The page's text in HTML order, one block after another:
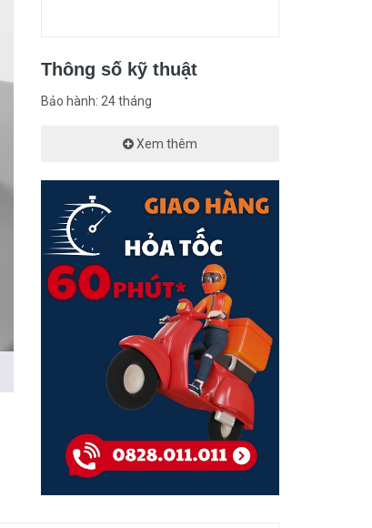
Thông số kỹ thuật
Bảo hành: 24 tháng
Xem thêm